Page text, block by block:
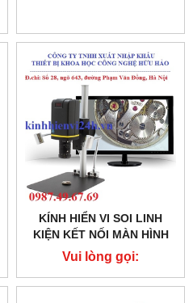
KÍNH HIỂN VI SOI LINH
KIỆN KẾT NỐI MÀN HÌNH
Vui lòng gọi:
0987.49.67.69